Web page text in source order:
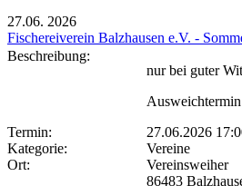
27.06. 2026
Fischereiverein Balzhausen e.V. -
Beschreibung:
nur bei guter
Termin:
27.06.2026
Kategorie:
Vereine
Ort:
Vereinsweiher
86483